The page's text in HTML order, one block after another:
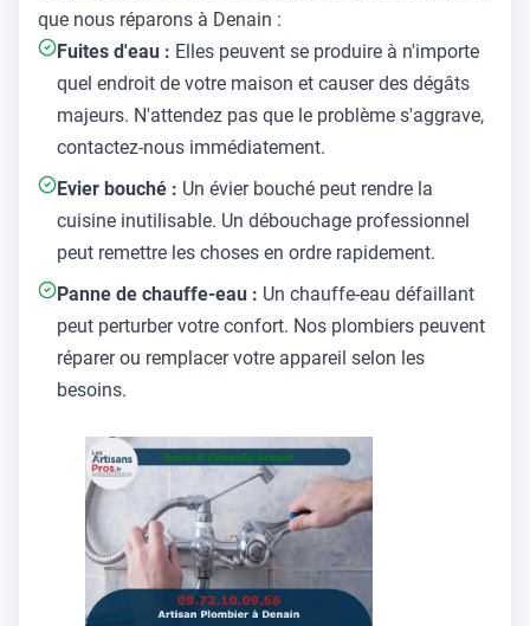
que nous réparons à Denain :
Fuites d'eau : Elles peuvent se produire à n'importe
quel endroit de votre maison et causer des dégâts
majeurs. N'attendez pas que le problème s'aggrave,
contactez-nous immédiatement.
Evier bouché : Un évier bouché peut rendre la
cuisine inutilisable. Un débouchage professionnel
peut remettre les choses en ordre rapidement.
Panne de chauffe-eau : Un chauffe-eau défaillant
peut perturber votre confort. Nos plombiers peuvent
réparer ou remplacer votre appareil selon les
besoins.